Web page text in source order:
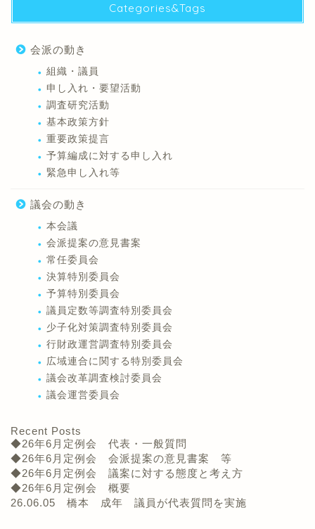
Categories&Tags
会派の動き
組織・議員
申し入れ・要望活動
調査研究活動
基本政策方針
重要政策提言
予算編成に対する申し入れ
緊急申し入れ等
議会の動き
本会議
会派提案の意見書案
常任委員会
決算特別委員会
予算特別委員会
議員定数等調査特別委員会
少子化対策調査特別委員会
行財政運営調査特別委員会
広域連合に関する特別委員会
議会改革調査検討委員会
議会運営委員会
Recent Posts
◆26年6月定例会 代表・一般質問
◆26年6月定例会 会派提案の意見書案 等
◆26年6月定例会 議案に対する態度と考え方
◆26年6月定例会 概要
26.06.05 橋本 成年 議員が代表質問を実施